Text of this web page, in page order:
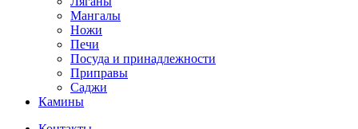
Мангалы
Ножи
Печи
Посуда и принадлежности
Приправы
Саджи
Камины